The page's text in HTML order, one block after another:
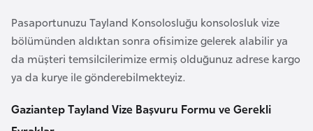
Pasaportunuzu Tayland Konsolosluğu konsolosluk vize
bölümünden aldıktan sonra ofisimize gelerek alabilir ya
da müşteri temsilcilerimize ermiş olduğunuz adrese kargo
ya da kurye ile gönderebilmekteyiz.
Gaziantep Tayland Vize Başvuru Formu ve Gerekli
g
a
r
i
t